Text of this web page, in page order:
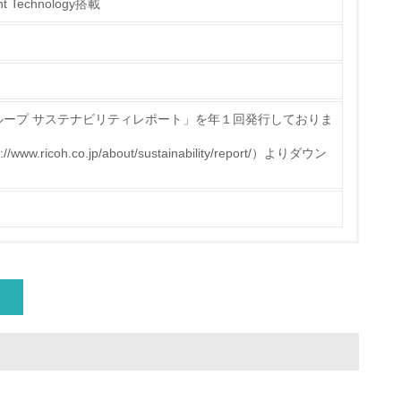
減の取り組みを行っている
減目標や計画を立てている
っている
Technology搭載
プ サステナビリティレポート」を年１回発行しておりま
www.ricoh.co.jp/about/sustainability/report/）よりダウン